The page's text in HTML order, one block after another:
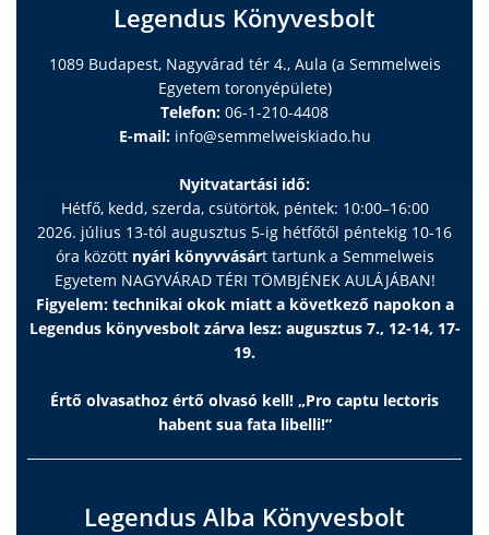
Legendus Könyvesbolt
1089 Budapest, Nagyvárad tér 4., Aula (a Semmelweis
Egyetem toronyépülete)
Telefon: 06-1-210-4408
E-mail: info@semmelweiskiado.hu
Nyitvatartási idő:
Hétfő, kedd, szerda, csütörtök, péntek: 10:00–16:00
2026. július 13-tól augusztus 5-ig hétfőtől péntekig 10-16
óra között nyári könyvvásárt tartunk a Semmelweis
Egyetem NAGYVÁRAD TÉRI TÖMBJÉNEK AULÁJÁBAN!
Figyelem: technikai okok miatt a következő napokon a
Legendus könyvesbolt zárva lesz: augusztus 7., 12-14, 17-
19.
Értő olvasathoz értő olvasó kell! „Pro captu lectoris
habent sua fata libelli!”
Legendus Alba Könyvesbolt